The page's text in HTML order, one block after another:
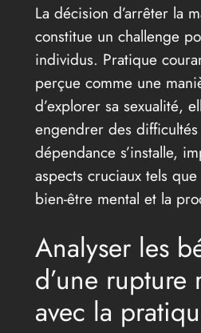
La décision d’arrêter la
constitue un challenge
individus. Pratique
perçue comme une
d’explorer sa sexualité,
engendrer des
dépendance s’installe,
aspects cruciaux tels
bien-être mental et la
Analyser les
d’une rupture
avec la